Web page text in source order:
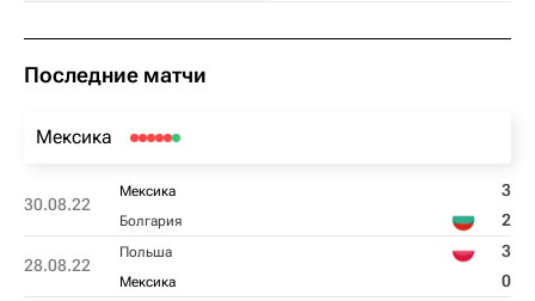
Последние матчи
Мексика
30.08.22
Мексика 3
Болгария 2
28.08.22
Польша 3
Мексика 0